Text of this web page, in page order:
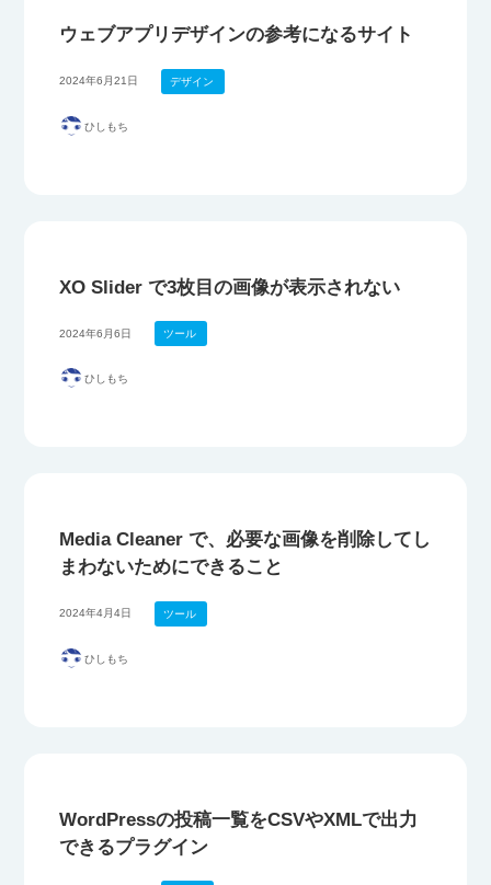
ウェブアプリデザインの参考になるサイト
2024年6月21日 デザイン
ひしもち
XO Slider で3枚目の画像が表示されない
2024年6月6日 ツール
ひしもち
Media Cleaner で、必要な画像を削除してし
まわないためにできること
2024年4月4日 ツール
ひしもち
WordPressの投稿一覧をCSVやXMLで出力
できるプラグイン